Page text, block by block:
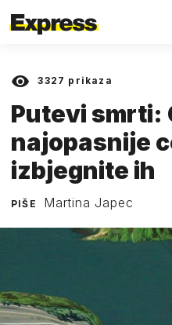
3327 prikaza
Putevi smrti:
najopasnije
izbjegnite ih
PIŠE Martina Japec